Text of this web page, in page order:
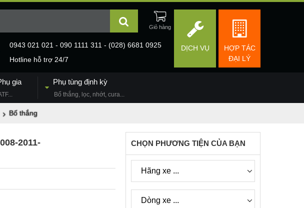
HỢP TÁC
ĐẠI LÝ
DỊCH VỤ
0943 021 021 - 090 1111 311 - (028) 6681 0925
Hotline hỗ trợ 24/7
gia Phụ tùng định kỳ
Bố thắng, lọc, nhớt, cura...
Bố thắng
2011- CHỌN PHƯƠNG TIỆN CỦA BẠN